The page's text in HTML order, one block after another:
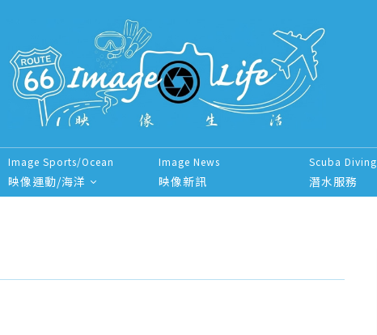
Image Sports/Ocean
映像運動/海洋
Image News
映像新訊
Scuba Diving
潛水服務